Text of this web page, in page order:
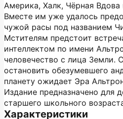
Америка, Халк, Чёрная
Вместе им уже удалось
чужой расы под названием
Мстителям предстоит
интеллектом по имени
человечество с лица Земли.
остановить обезумевшего
планету ожидает Эра
Издание предназначено для
старшего школьного
Характеристики